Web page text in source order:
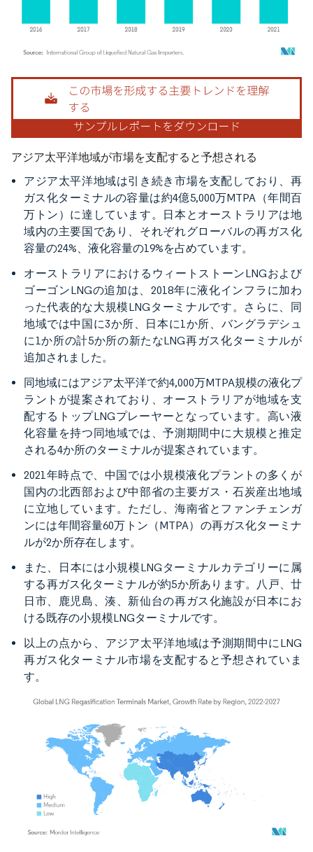
画像 © Mordor Intelligence。再利用にはCC BY 4.0の表示が必要です。
アジア太平洋地域が市場を支配すると予想される
アジア太平洋地域は引き続き市場を支配しており、再
ガス化ターミナルの容量は約4億5,000万MTPA（年間百
万トン）に達しています。日本とオーストラリアは地
域内の主要国であり、それぞれグローバルの再ガス化
容量の24%、液化容量の19%を占めています。
オーストラリアにおけるウィートストーンLNGおよび
ゴーゴンLNGの追加は、2018年に液化インフラに加わ
った代表的な大規模LNGターミナルです。さらに、同
地域では中国に3か所、日本に1か所、バングラデシュ
に1か所の計5か所の新たなLNG再ガス化ターミナルが
追加されました。
同地域にはアジア太平洋で約4,000万MTPA規模の液化プ
ラントが提案されており、オーストラリアが地域を支
配するトップLNGプレーヤーとなっています。高い液
化容量を持つ同地域では、予測期間中に大規模と推定
される4か所のターミナルが提案されています。
2021年時点で、中国では小規模液化プラントの多くが
国内の北西部および中部省の主要ガス・石炭産出地域
に立地しています。ただし、海南省とファンチェンガ
ンには年間容量60万トン（MTPA）の再ガス化ターミナ
ルが2か所存在します。
また、日本には小規模LNGターミナルカテゴリーに属
する再ガス化ターミナルが約5か所あります。八戸、廿
日市、鹿児島、湊、新仙台の再ガス化施設が日本にお
ける既存の小規模LNGターミナルです。
以上の点から、アジア太平洋地域は予測期間中にLNG
再ガス化ターミナル市場を支配すると予想されていま
す。